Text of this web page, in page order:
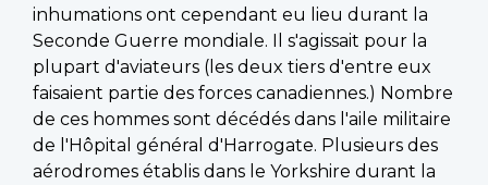
inhumations ont cependant eu lieu durant la
Seconde Guerre mondiale. Il s'agissait pour la
plupart d'aviateurs (les deux tiers d'entre eux
faisaient partie des forces canadiennes.) Nombre
de ces hommes sont décédés dans l'aile militaire
de l'Hôpital général d'Harrogate. Plusieurs des
aérodromes établis dans le Yorkshire durant la